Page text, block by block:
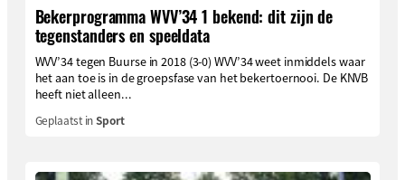
Bekerprogramma WVV’34 1 bekend: dit zijn de
tegenstanders en speeldata
WVV’34 tegen Buurse in 2018 (3-0) WVV’34 weet inmiddels waar
het aan toe is in de groepsfase van het bekertoernooi. De KNVB
heeft niet alleen...
Geplaatst inSport